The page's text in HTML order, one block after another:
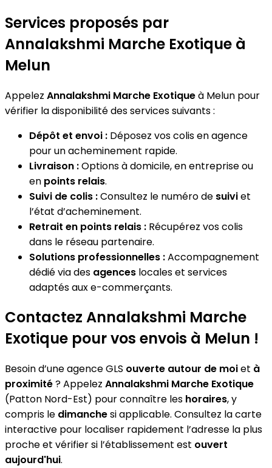
Services proposés par
Annalakshmi Marche Exotique à
Melun
Appelez Annalakshmi Marche Exotiqueà Melun pour
vérifier la disponibilité des services suivants :
Dépôt et envoi : Déposez vos colis en agence
pour un acheminement rapide.
Livraison :Options à domicile, en entreprise ou
en points relais.
Suivi de colis :Consultez le numéro de suiviet
l’état d’acheminement.
Retrait en points relais : Récupérez vos colis
dans le réseau partenaire.
Solutions professionnelles :Accompagnement
dédié via des agences locales et services
adaptés aux e-commerçants.
Contactez Annalakshmi Marche
Exotique pour vos envois à Melun !
Besoin d’une agence GLS ouverte autour de moiet à
proximité? Appelez Annalakshmi Marche Exotique
(Patton Nord-Est) pour connaître les horaires, y
compris le dimanchesi applicable. Consultez la carte
interactive pour localiser rapidement l’adresse la plus
proche et vérifier si l’établissement est ouvert
aujourd'hui.